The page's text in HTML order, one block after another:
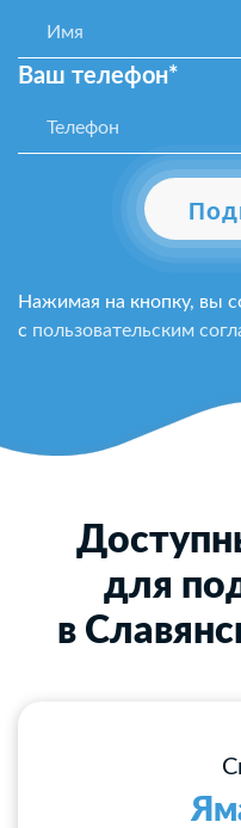
Ваш телефон*
Нажимая на кнопку, вы
с пользовательским
для
в